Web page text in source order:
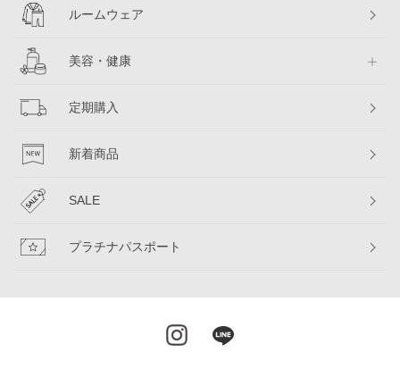
ルームウェア
美容・健康
定期購入
新着商品
SALE
プラチナパスポート